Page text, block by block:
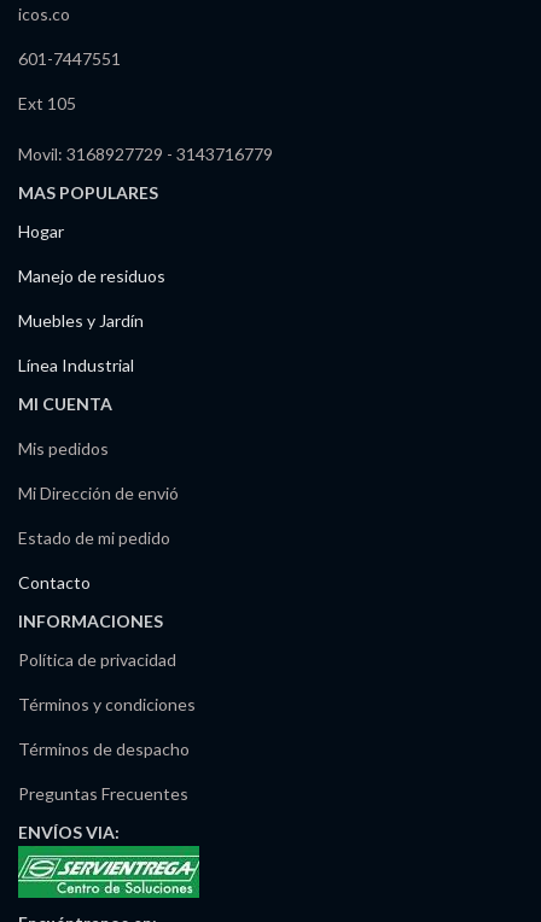
icos.co
601-7447551
Ext 105
Movil: 3168927729 - 3143716779
MAS POPULARES
Hogar
Manejo de residuos
Muebles y Jardín
Línea Industrial
MI CUENTA
Mis pedidos
Mi Dirección de envió
Estado de mi pedido
Contacto
INFORMACIONES
Política de privacidad
Términos y condiciones
Términos de despacho
Preguntas Frecuentes
ENVÍOSVIA: